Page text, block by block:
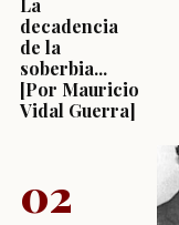
La
decadencia
de la
soberbia...
[Por Mauricio
Vidal Guerra]
02